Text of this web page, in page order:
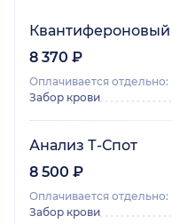
Квантифероновый
8 370 ₽
Оплачивается отдельно:
Забор крови
Анализ Т-Спот
8 500 ₽
Оплачивается отдельно:
Забор крови